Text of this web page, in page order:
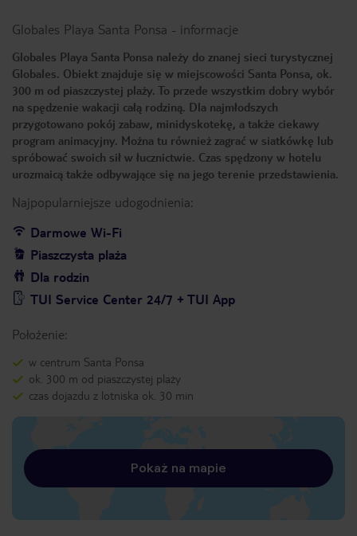
Globales Playa Santa Ponsa - informacje
Globales Playa Santa Ponsa należy do znanej sieci turystycznej
Globales. Obiekt znajduje się w miejscowości Santa Ponsa, ok.
300 m od piaszczystej plaży. To przede wszystkim dobry wybór
na spędzenie wakacji całą rodziną. Dla najmłodszych
przygotowano pokój zabaw, minidyskotekę, a także ciekawy
program animacyjny. Można tu również zagrać w siatkówkę lub
spróbować swoich sił w łucznictwie. Czas spędzony w hotelu
urozmaicą także odbywające się na jego terenie przedstawienia.
Najpopularniejsze udogodnienia:
Darmowe Wi-Fi
Piaszczysta plaża
Dla rodzin
TUI Service Center 24/7 + TUI App
Położenie:
w centrum Santa Ponsa
ok. 300 m od piaszczystej plaży
czas dojazdu z lotniska ok. 30 min
Pokaż na mapie